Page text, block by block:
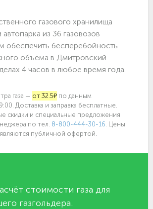
газового хранилища
из 36 газовозов
обеспечить бесперебойность
объёма в Дмитровский
4 часов в любое время года.
газа — от 32.5₽ по данным
Доставка и заправка бесплатные.
скидки и специальные предложения
по тел. 8-800-444-30-16 . Цены
публичной офертой.
стоимости газа для
газгольдера.